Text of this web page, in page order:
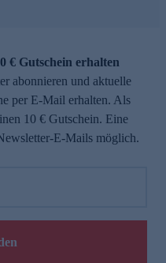
€ Gutschein erhalten
abonnieren und aktuelle
per E-Mail erhalten. Als
10 € Gutschein. Eine
E-Mails möglich.